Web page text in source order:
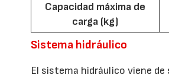
Capacidad máxima de
carga (kg)
Sistema hidráulico
El sistema hidráulico viene de